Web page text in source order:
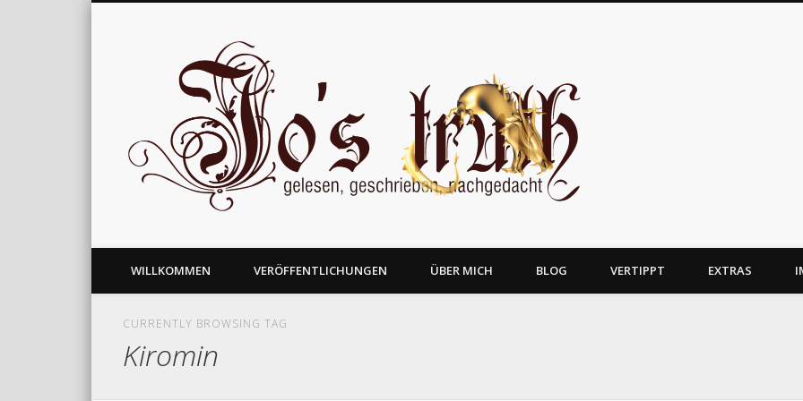
gelesen, geschrieben und nachgedacht
WILLKOMMEN VERÖFFENTLICHUNGEN ÜBER MICH BLOG VERTIPPT EXTRAS
CURRENTLY BROWSING TAG
Kiromin